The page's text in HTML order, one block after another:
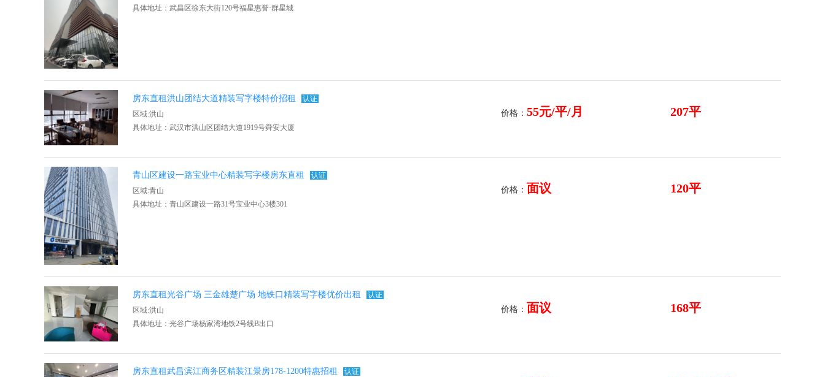
具体地址：武昌区徐东大街120号福星惠誉·群星城
房东直租洪山团结大道精装写字楼特价招租
认证
区域:洪山
具体地址：武汉市洪山区团结大道1919号舜安大厦
价格： 55元/平/月 207平
青山区建设一路宝业中心精装写字楼房东直租
认证
区域:青山
具体地址：青山区建设一路31号宝业中心3楼301
价格： 面议 120平
房东直租光谷广场 三金雄楚广场 地铁口精装写字楼优价出租
认证
区域:洪山
具体地址：光谷广场杨家湾地铁2号线B出口
价格： 面议 168平
房东直租武昌滨江商务区精装江景房178-1200特惠招租
认证